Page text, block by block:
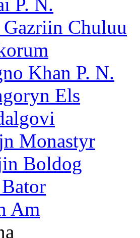
Chuluu
Khan P. N.
Els
Monastyr
Boldog
Am